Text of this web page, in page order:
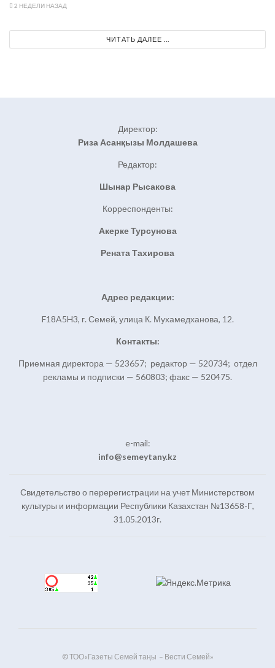
2 НЕДЕЛИ НАЗАД
ЧИТАТЬ ДАЛЕЕ ...
Директор:
Риза Асанқызы Молдашева
Редактор:
Шынар Рысакова
Корреспонденты:
Акерке Турсунова
Рената Тахирова
Адрес редакции:
F18A5H3, г. Семей, улица К. Мухамедханова, 12.
Контакты:
Приемная директора — 523657; редактор — 520734; отдел
рекламы и подписки — 560803; факс — 520475.
e-mail:
info@semeytany.kz
Свидетельство о перерегистрации на учет Министерством
культуры и информации Республики Казахстан №13658-Г,
31.05.2013г.
© ТОО«Газеты Семей таңы – Вести Семей»